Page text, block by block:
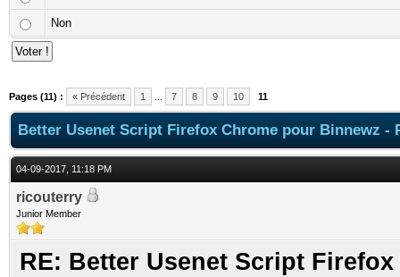
Non
Pages (11) : « Précédent 1 7 8 9 10 11
Better Usenet Script Firefox Chrome pour Binnewz -
04-09-2017, 11:18 PM
ricouterry
Junior Member
RE: Better Usenet Script